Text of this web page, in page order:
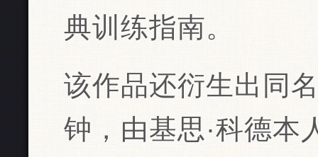
典训练指南。
该作品还衍生出同
钟，由基思·科德本